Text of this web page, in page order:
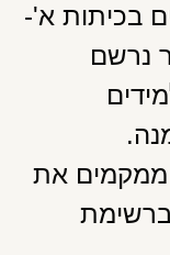
בכיתות א'-
נרשם
מהתלמידים
ממקמים את
בעולם ברשימת